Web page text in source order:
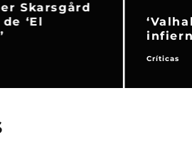
10 últimos
el 2 y 3
Series